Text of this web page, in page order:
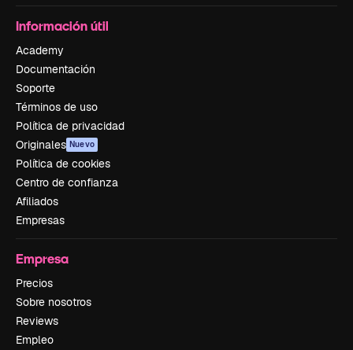
Información útil
Academy
Documentación
Soporte
Términos de uso
Política de privacidad
Originales Nuevo
Política de cookies
Centro de confianza
Afiliados
Empresas
Empresa
Precios
Sobre nosotros
Reviews
Empleo